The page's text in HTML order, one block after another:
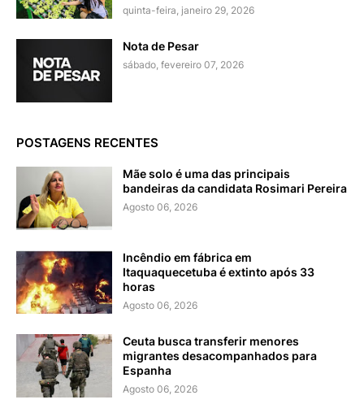
quinta-feira, janeiro 29, 2026
Nota de Pesar
sábado, fevereiro 07, 2026
POSTAGENS RECENTES
Mãe solo é uma das principais
bandeiras da candidata Rosimari Pereira
Agosto 06, 2026
Incêndio em fábrica em
Itaquaquecetuba é extinto após 33
horas
Agosto 06, 2026
Ceuta busca transferir menores
migrantes desacompanhados para
Espanha
Agosto 06, 2026